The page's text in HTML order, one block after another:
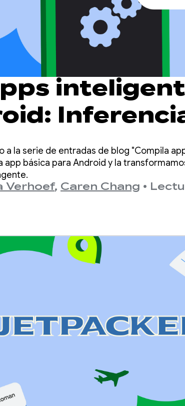
la nube
a la serie de entradas de blog "Compila
app básica para Android y la
Verhoef, Caren Chang •